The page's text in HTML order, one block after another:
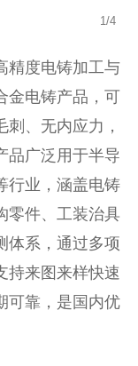
1 /4
精度电铸加工与
金电铸产品，可
、无内应力，
品广泛用于半导
行业，涵盖电铸
零件、工装治具
体系，通过多项
持来图来样快速
可靠，是国内优